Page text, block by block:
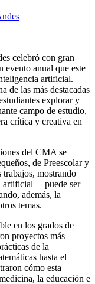
celebró con gran
evento anual que este
artificial.
de las más destacadas
explorar y
campo de estudio,
crítica y creativa en
del CMA se
de Preescolar y
mostrando
artificial— puede ser
además, la
temas.
en los grados de
proyectos más
de la
hasta el
cómo esta
la educación e